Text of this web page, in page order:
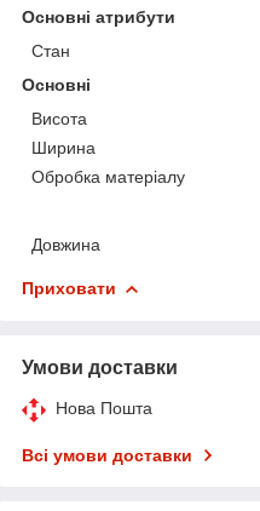
Основні атрибути
Стан
Основні
Висота
Ширина
Обробка матеріалу
Довжина
Приховати
Умови доставки
Нова Пошта
Всі умови доставки